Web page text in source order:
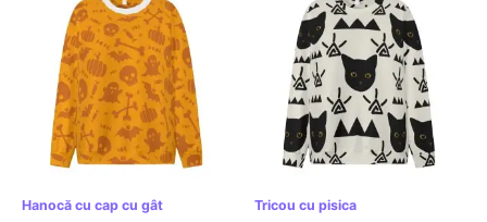
Hanocă cu cap cu gât Tricou cu pisica